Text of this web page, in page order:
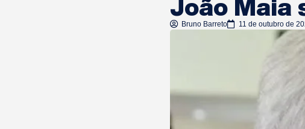
João Maia
Bruno Barreto 11 de outubro de